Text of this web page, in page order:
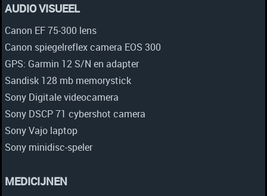
AUDIO VISUEEL
Canon EF 75-300 lens
Canon spiegelreflex camera EOS 300
GPS: Garmin 12 S/N en adapter
Sandisk 128 mb memorystick
Sony Digitale videocamera
Sony DSCP 71 cybershot camera
Sony Vajo laptop
Sony minidisc-speler
MEDICIJNEN